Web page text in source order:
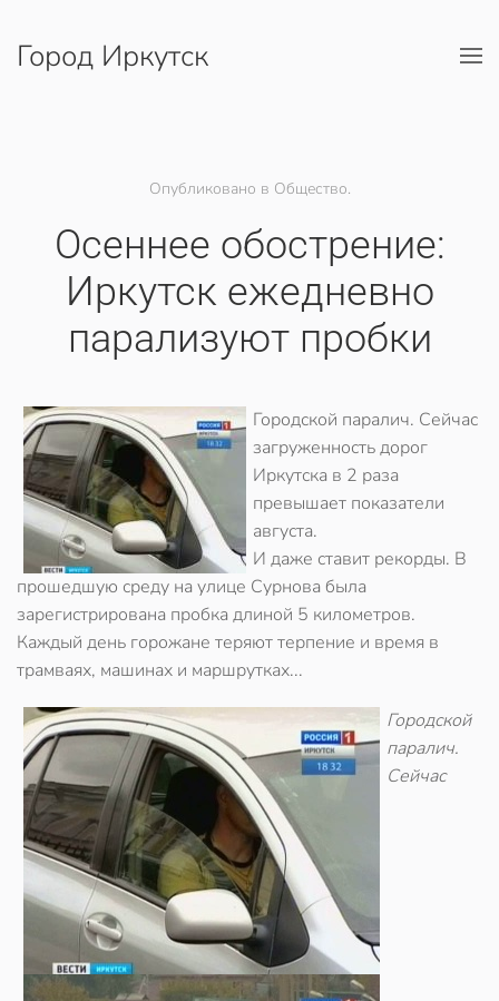
Перейти к содержимому
Город Иркутск
Опубликовано в Общество.
Осеннее обострение:
Иркутск ежедневно
парализуют пробки
Городской паралич. Сейчас
загруженность дорог
Иркутска в 2 раза
превышает показатели
августа.
И даже ставит рекорды. В
прошедшую среду на улице Сурнова была
зарегистрирована пробка длиной 5 километров.
Каждый день горожане теряют терпение и время в
трамваях, машинах и маршрутках...
Городской
паралич.
Сейчас